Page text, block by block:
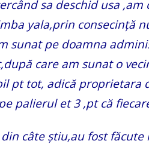
sa deschid usa
yala,prin consecință
sunat pe doamna
care am sunat o
pt tot, adică proprietara
palierul et 3 ,pt că
din câte știu,au fost